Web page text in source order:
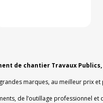
de chantier Travaux Publics,
marques, au meilleur prix et
de l’outillage professionnel